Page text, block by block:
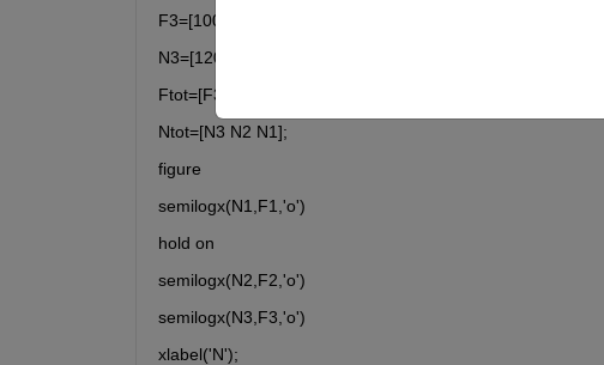
F3=[100 100 100];
N3=[120000 140000 80000];
Ftot=[F3 F2 F1];
Ntot=[N3 N2 N1];
figure
semilogx(N1,F1,'o')
hold on
semilogx(N2,F2,'o')
semilogx(N3,F3,'o')
xlabel('N');